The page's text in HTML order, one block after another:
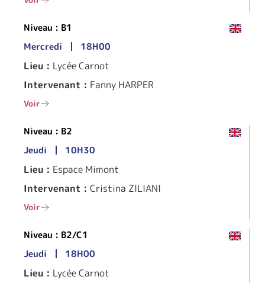
Niveau : B1
Mercredi
18H00
Lieu : Lycée Carnot
Intervenant : Fanny HARPER
Voir
Niveau : B2
Jeudi
10H30
Lieu : Espace Mimont
Intervenant : Cristina ZILIANI
Voir
Niveau : B2/C1
Jeudi
18H00
Lieu : Lycée Carnot